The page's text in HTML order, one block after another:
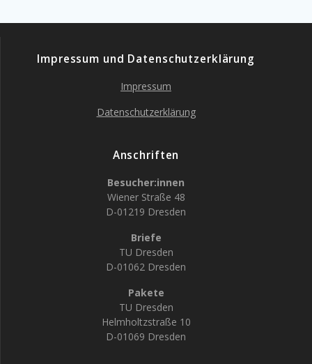
Impressum und Datenschutzerklärung
Impressum
Datenschutzerklärung
Anschriften
Besucher:innen
Wiener Straße 48
D-01219 Dresden
Briefe
TU Dresden
D-01062 Dresden
Pakete
TU Dresden
Helmholtzstraße 10
D-01069 Dresden